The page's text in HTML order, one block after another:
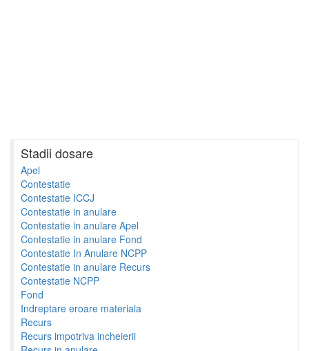
Stadii dosare
Apel
Contestatie
Contestatie ICCJ
Contestatie in anulare
Contestatie in anulare Apel
Contestatie in anulare Fond
Contestatie In Anulare NCPP
Contestatie in anulare Recurs
Contestatie NCPP
Fond
Indreptare eroare materiala
Recurs
Recurs impotriva incheierii